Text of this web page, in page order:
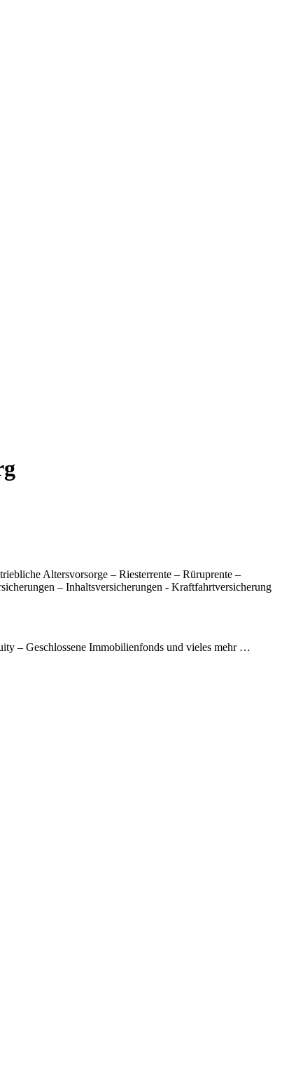
Altersvorsorge – Riesterrente – Rüruprente –
– Inhaltsversicherungen - Kraftfahrtversicherung
– Geschlossene Immobilienfonds und vieles mehr …